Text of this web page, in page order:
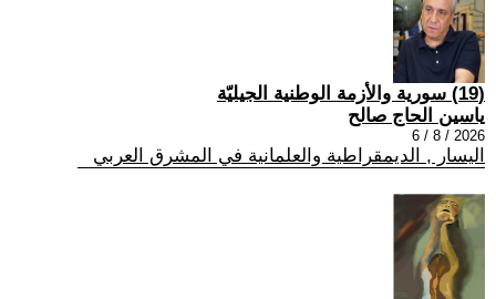
(19) سورية والأزمة الوطنية الجيليّة
ياسين الحاج صالح
2026 / 8 / 6
اليسار , الديمقراطية والعلمانية في المشرق العربي